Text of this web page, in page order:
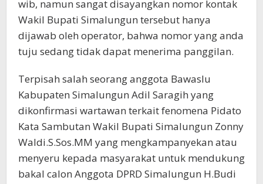
wib, namun sangat disayangkan nomor kontak
Wakil Bupati Simalungun tersebut hanya
dijawab oleh operator, bahwa nomor yang anda
tuju sedang tidak dapat menerima panggilan.
Terpisah salah seorang anggota Bawaslu
Kabupaten Simalungun Adil Saragih yang
dikonfirmasi wartawan terkait fenomena Pidato
Kata Sambutan Wakil Bupati Simalungun Zonny
Waldi.S.Sos.MM yang mengkampanyekan atau
menyeru kepada masyarakat untuk mendukung
bakal calon Anggota DPRD Simalungun H.Budi